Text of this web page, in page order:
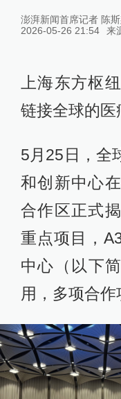
澎湃新闻首席记者 陈
2026-05-26 21:54
来
上海东方枢
链接全球的医
5月25日，全
和创新中心
合作区正式
重点项目，
中心（以下
用，多项合作